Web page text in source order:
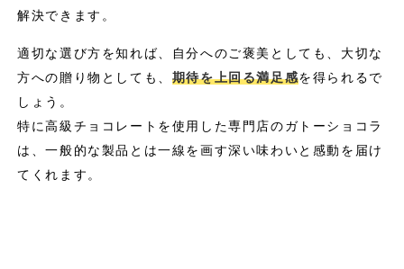
解決できます。
適切な選び方を知れば、自分へのご褒美としても、大切な
方への贈り物としても、 期待を上回る満足感を得られるで
しょう。
特に高級チョコレートを使用した専門店のガトーショコラ
は、一般的な製品とは一線を画す深い味わいと感動を届け
てくれます。